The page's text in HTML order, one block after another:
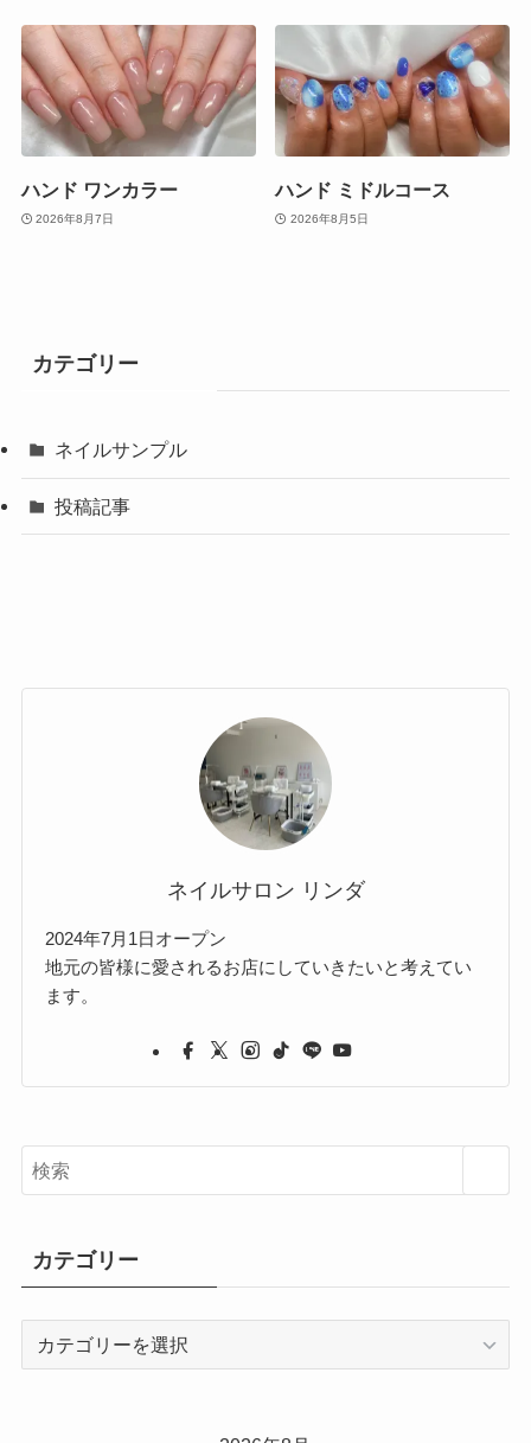
ハンド ワンカラー
2026年8月7日
ハンド ミドルコース
2026年8月5日
カテゴリー
ネイルサンプル
投稿記事
ネイルサロン リンダ
2024年7月1日オープン
地元の皆様に愛されるお店にしていきたいと考えてい
ます。
カテゴリー